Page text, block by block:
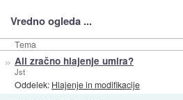
Vredno ogleda ...
Tema
» Ali zračno hlajenje umira?
Jst
Oddelek: Hlajenje in modifikacije